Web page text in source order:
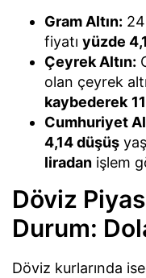
Gram Altın:
fiyatı yüzde
Çeyrek Altın:
olan çeyrek
kaybederek
Cumhuriyet
4,14 düşüş
liradan işlem
Döviz
Durum:
Döviz kurlarında